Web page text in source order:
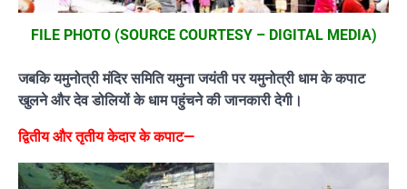
FILE PHOTO (SOURCE COURTESY – DIGITAL MEDIA)
जबकि यमुनोत्री मंदिर समिति यमुना जयंती पर यमुनोत्री धाम के कपाट
खुलने और देव डोलियों के धाम पहुंचने की जानकारी देगी।
द्वितीय और तृतीय केदार के कपाट—